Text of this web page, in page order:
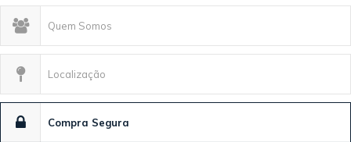
Quem Somos
Localização
Compra Segura